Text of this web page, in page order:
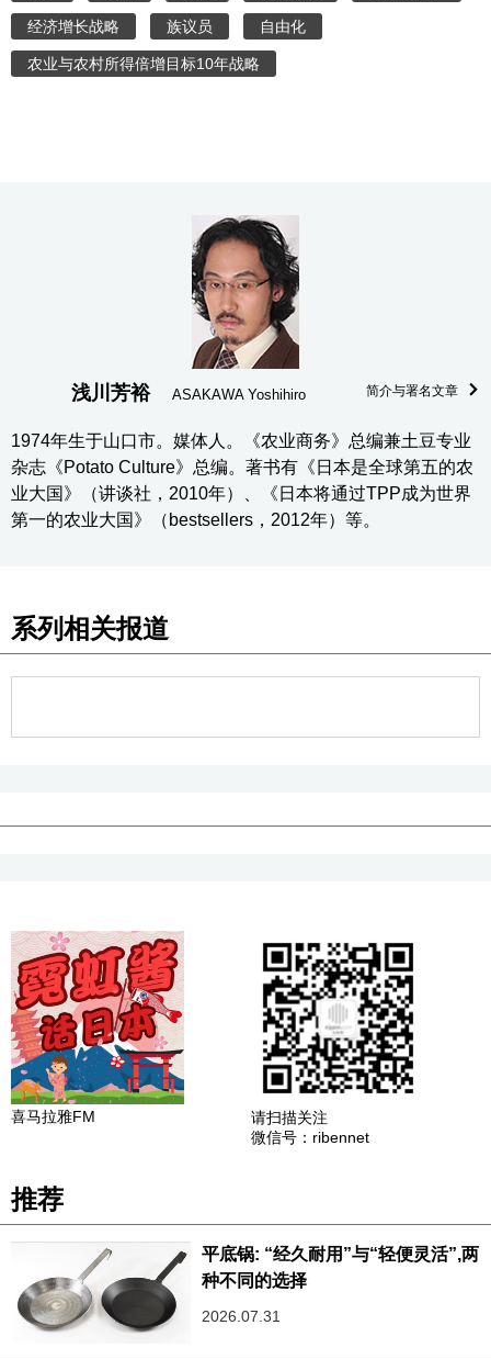
经济增长战略 族议员 自由化
农业与农村所得倍增目标10年战略
浅川芳裕 ASAKAWA Yoshihiro 简介与署名文章
1974年生于山口市。媒体人。《农业商务》总编兼土豆专业
杂志《Potato Culture》总编。著书有《日本是全球第五的农
业大国》（讲谈社，2010年）、《日本将通过TPP成为世界
第一的农业大国》（bestsellers，2012年）等。
系列相关报道
喜马拉雅FM
请扫描关注
微信号：ribennet
推荐
平底锅: “经久耐用”与“轻便灵活”,两
种不同的选择
2026.07.31